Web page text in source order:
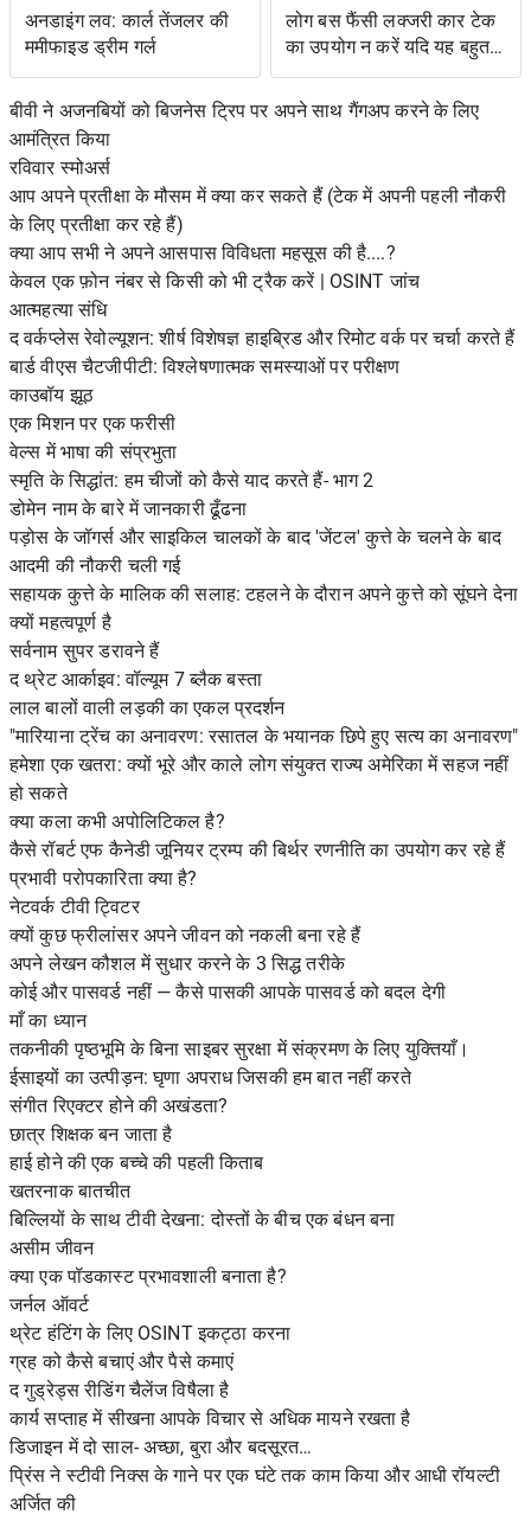
अनडाइंग लव: कार्ल तेंजलर की
ममीफाइड ड्रीम गर्ल
लोग बस फैंसी लक्जरी कार टेक
का उपयोग न करें यदि यह बहुत
जटिल है
बीवी ने अजनबियों को बिजनेस ट्रिप पर अपने साथ गैंगअप करने के लिए
आमंत्रित किया
रविवार स्मोअर्स
आप अपने प्रतीक्षा के मौसम में क्या कर सकते हैं (टेक में अपनी पहली नौकरी
के लिए प्रतीक्षा कर रहे हैं)
क्या आप सभी ने अपने आसपास विविधता महसूस की है....?
केवल एक फ़ोन नंबर से किसी को भी ट्रैक करें | OSINT जांच
आत्महत्या संधि
द वर्कप्लेस रेवोल्यूशन: शीर्ष विशेषज्ञ हाइब्रिड और रिमोट वर्क पर चर्चा करते हैं
बार्ड वीएस चैटजीपीटी: विश्लेषणात्मक समस्याओं पर परीक्षण
काउबॉय झूठ
एक मिशन पर एक फरीसी
वेल्स में भाषा की संप्रभुता
स्मृति के सिद्धांत: हम चीजों को कैसे याद करते हैं- भाग 2
डोमेन नाम के बारे में जानकारी ढूँढना
पड़ोस के जॉगर्स और साइकिल चालकों के बाद 'जेंटल' कुत्ते के चलने के बाद
आदमी की नौकरी चली गई
सहायक कुत्ते के मालिक की सलाह: टहलने के दौरान अपने कुत्ते को सूंघने देना
क्यों महत्वपूर्ण है
सर्वनाम सुपर डरावने हैं
द थ्रेट आर्काइव: वॉल्यूम 7 ब्लैक बस्ता
लाल बालों वाली लड़की का एकल प्रदर्शन
"मारियाना ट्रेंच का अनावरण: रसातल के भयानक छिपे हुए सत्य का अनावरण"
हमेशा एक खतरा: क्यों भूरे और काले लोग संयुक्त राज्य अमेरिका में सहज नहीं
हो सकते
क्या कला कभी अपोलिटिकल है?
कैसे रॉबर्ट एफ कैनेडी जूनियर ट्रम्प की बिर्थर रणनीति का उपयोग कर रहे हैं
प्रभावी परोपकारिता क्या है?
नेटवर्क टीवी ट्विटर
क्यों कुछ फ्रीलांसर अपने जीवन को नकली बना रहे हैं
अपने लेखन कौशल में सुधार करने के 3 सिद्ध तरीके
कोई और पासवर्ड नहीं — कैसे पासकी आपके पासवर्ड को बदल देगी
माँ का ध्यान
तकनीकी पृष्ठभूमि के बिना साइबर सुरक्षा में संक्रमण के लिए युक्तियाँ।
ईसाइयों का उत्पीड़न: घृणा अपराध जिसकी हम बात नहीं करते
संगीत रिएक्टर होने की अखंडता?
छात्र शिक्षक बन जाता है
हाई होने की एक बच्चे की पहली किताब
खतरनाक बातचीत
बिल्लियों के साथ टीवी देखना: दोस्तों के बीच एक बंधन बना
असीम जीवन
क्या एक पॉडकास्ट प्रभावशाली बनाता है?
जर्नल ऑवर्ट
थ्रेट हंटिंग के लिए OSINT इकट्ठा करना
ग्रह को कैसे बचाएं और पैसे कमाएं
द गुड्रेड्स रीडिंग चैलेंज विषैला है
कार्य सप्ताह में सीखना आपके विचार से अधिक मायने रखता है
डिजाइन में दो साल- अच्छा, बुरा और बदसूरत…
प्रिंस ने स्टीवी निक्स के गाने पर एक घंटे तक काम किया और आधी रॉयल्टी
अर्जित की